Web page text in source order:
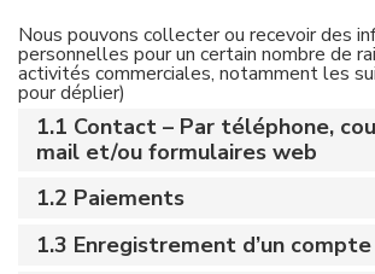
Nous pouvons collecter ou recevoir des
personnelles pour un certain nombre de
activités commerciales, notamment les
pour déplier)
1.1 Contact – Par téléphone,
mail et/ou formulaires web
1.2 Paiements
1.3 Enregistrement d’un compte